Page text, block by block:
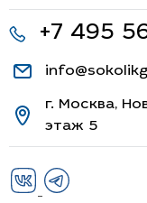
+7 495
г. Москва,
этаж 5